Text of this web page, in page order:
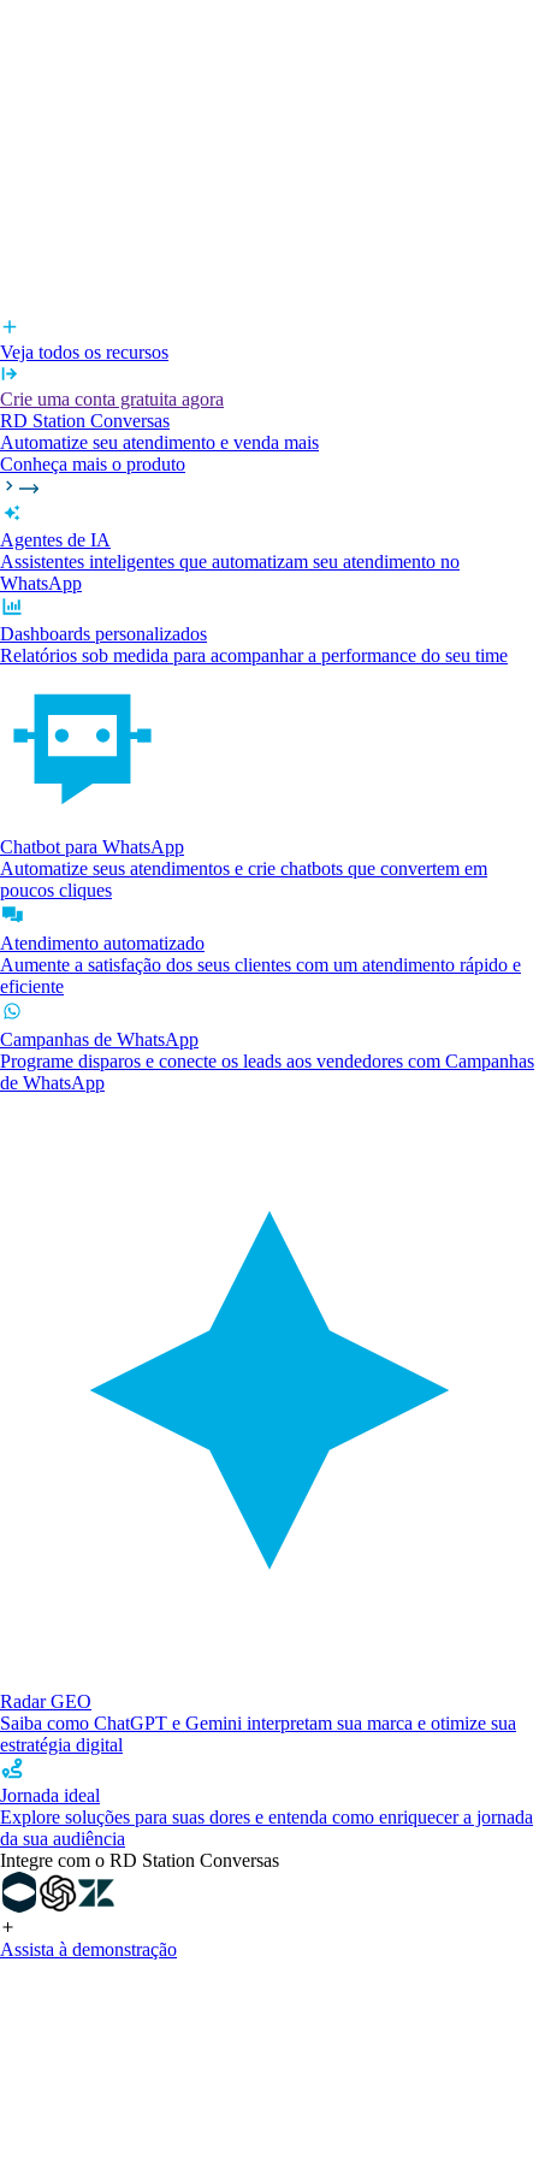
Veja todos os recursos
Crie uma conta gratuita agora
RD Station Conversas
Automatize seu atendimento e venda mais
Conheça mais o produto
Agentes de IA
Assistentes inteligentes que automatizam seu atendimento no
WhatsApp
Dashboards personalizados
Relatórios sob medida para acompanhar a performance do seu time
Chatbot para WhatsApp
Automatize seus atendimentos e crie chatbots que convertem em
poucos cliques
Atendimento automatizado
Aumente a satisfação dos seus clientes com um atendimento rápido e
eficiente
Campanhas de WhatsApp
Programe disparos e conecte os leads aos vendedores com Campanhas
de WhatsApp
Radar GEO
Saiba como ChatGPT e Gemini interpretam sua marca e otimize sua
estratégia digital
Jornada ideal
Explore soluções para suas dores e entenda como enriquecer a jornada
da sua audiência
Integre com o RD Station Conversas
Assista à demonstração